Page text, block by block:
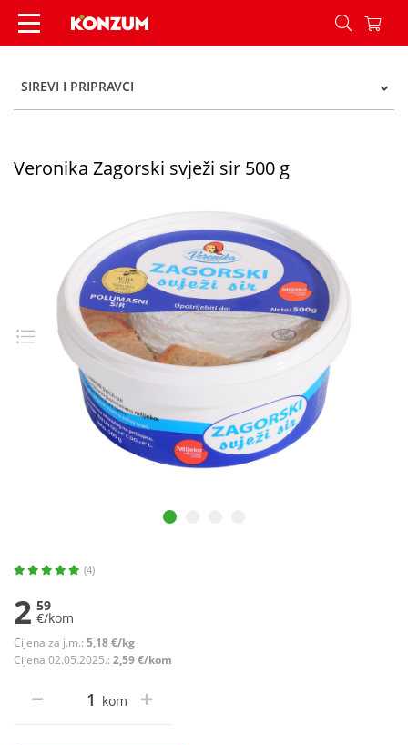
Veronika Zagorski svježi sir 500 g - Konzum
SIREVI I PRIPRAVCI
Veronika Zagorski svježi sir 500 g
(4)
2 59
€/kom
Cijena za j.m.: 5,18 €/kg
Cijena 02.05.2025.: 2,59 €/kom
kom